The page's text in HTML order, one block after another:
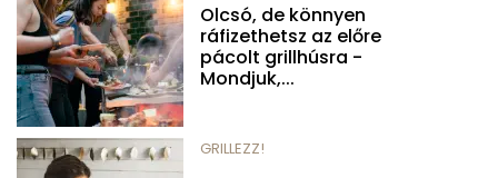
Olcsó, de könnyen
ráfizethetsz az előre
pácolt grillhúsra -
Mondjuk,...
GRILLEZZ!